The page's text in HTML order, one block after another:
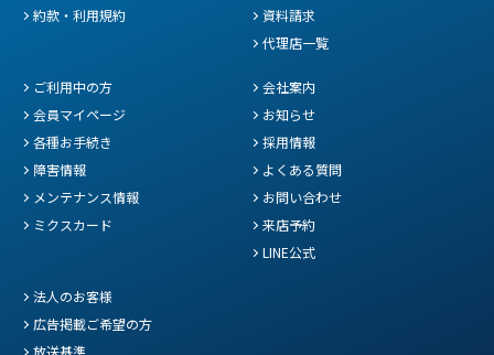
約款・利用規約
資料請求
代理店一覧
ご利用中の方
会員マイページ
各種お手続き
障害情報
メンテナンス情報
ミクスカード
会社案内
お知らせ
採用情報
よくある質問
お問い合わせ
来店予約
LINE公式
法人のお客様
広告掲載ご希望の方